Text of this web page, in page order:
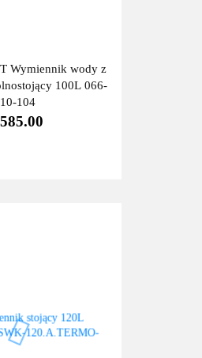
Wymiennik wody z
100L 066-
10-104